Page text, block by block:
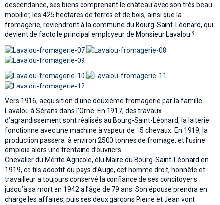
descendance, ses biens comprenant le château avec son très beau
mobilier, les 425 hectares de terres et de bois, ainsi que la
fromagerie, reviendront à la commune du Bourg-Saint-Léonard, qui
devient de facto le principal employeur de Monsieur Lavalou ?
Vers 1916, acquisition d'une deuxième fromagerie par la famille
Lavalou à Sérans dans l’Orne. En 1917, des travaux
d’agrandissement sont réalisés au Bourg-Saint-Léonard, la laiterie
fonctionne avec une machine à vapeur de 15 chevaux. En 1919, la
production passera à environ 2500 tonnes de fromage, et l’usine
emploie alors une trentaine d’ouvriers.
Chevalier du Mérite Agricole, élu Maire du Bourg-Saint-Léonard en
1919, ce fils adoptif du pays d’Auge, cet homme droit, honnête et
travailleur a toujours conservé la confiance de ses concitoyens
jusqu’à sa mort en 1942 à l’âge de 79 ans. Son épouse prendra en
charge les affaires, puis ses deux garçons Pierre et Jean vont